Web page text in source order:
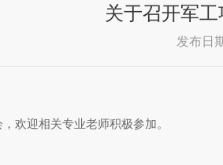
关于召开军
发布日
欢迎相关专业老师积极参加。